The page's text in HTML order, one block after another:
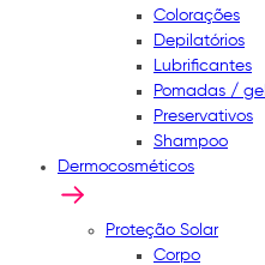
Colorações
Depilatórios
Lubrificantes
Pomadas / gel
Preservativos
Shampoo
Dermocosméticos
Proteção Solar
Corpo